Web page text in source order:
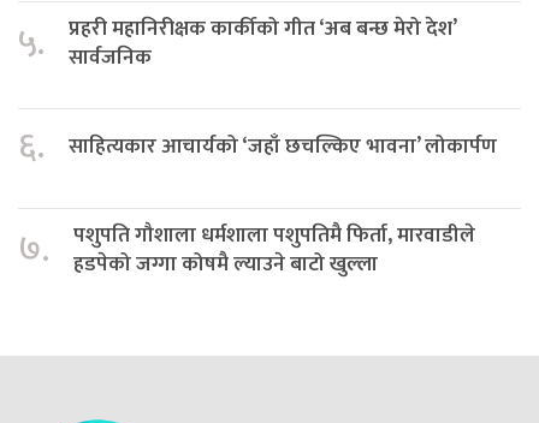
५.
प्रहरी महानिरीक्षक कार्कीको गीत ‘अब बन्छ मेरो देश’
सार्वजनिक
६. साहित्यकार आचार्यको ‘जहाँ छचल्किए भावना’ लोकार्पण
७.
पशुपति गौशाला धर्मशाला पशुपतिमै फिर्ता, मारवाडीले
हडपेको जग्गा कोषमै ल्याउने बाटो खुल्ला